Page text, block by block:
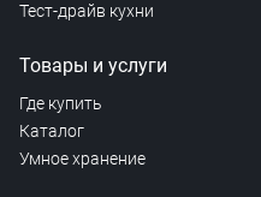
Тест-драйв кухни
Товары и услуги
Где купить
Каталог
Умное хранение